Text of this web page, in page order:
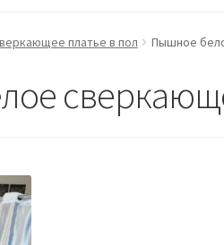
платье в пол Пышное